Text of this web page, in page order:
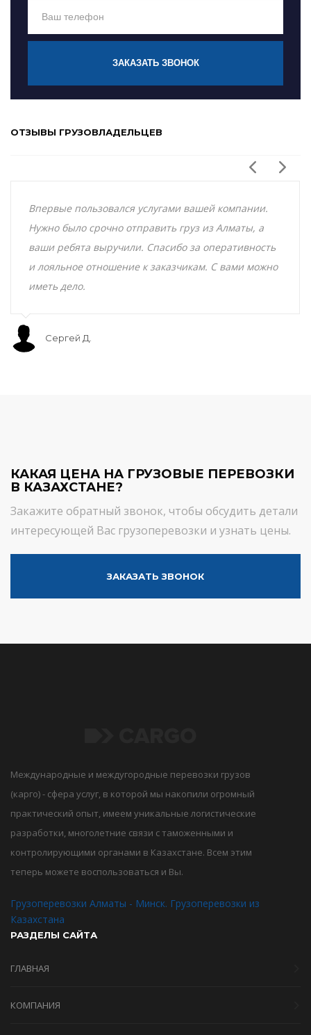
ЗАКАЗАТЬ ЗВОНОК
ОТЗЫВЫ ГРУЗОВЛАДЕЛЬЦЕВ
Впервые пользовался услугами вашей компании.
Нужно было срочно отправить груз из Алматы, а
ваши ребята выручили. Спасибо за оперативность
и лояльное отношение к заказчикам. С вами можно
иметь дело.
Сергей Д.
КАКАЯ ЦЕНА НА ГРУЗОВЫЕ ПЕРЕВОЗКИ
В КАЗАХСТАНЕ?
Закажите обратный звонок, чтобы обсудить детали
интересующей Вас грузоперевозки и узнать цены.
ЗАКАЗАТЬ ЗВОНОК
Международные и междугородные перевозки грузов
(карго) - сфера услуг, в которой мы накопили огромный
практический опыт, имеем уникальные логистические
разработки, многолетние связи с таможенными и
контролирующими органами в Казахстане. Всем этим
теперь можете воспользоваться и Вы.
Грузоперевозки Алматы - Минск. Грузоперевозки из
Казахстана
РАЗДЕЛЫ САЙТА
ГЛАВНАЯ
КОМПАНИЯ